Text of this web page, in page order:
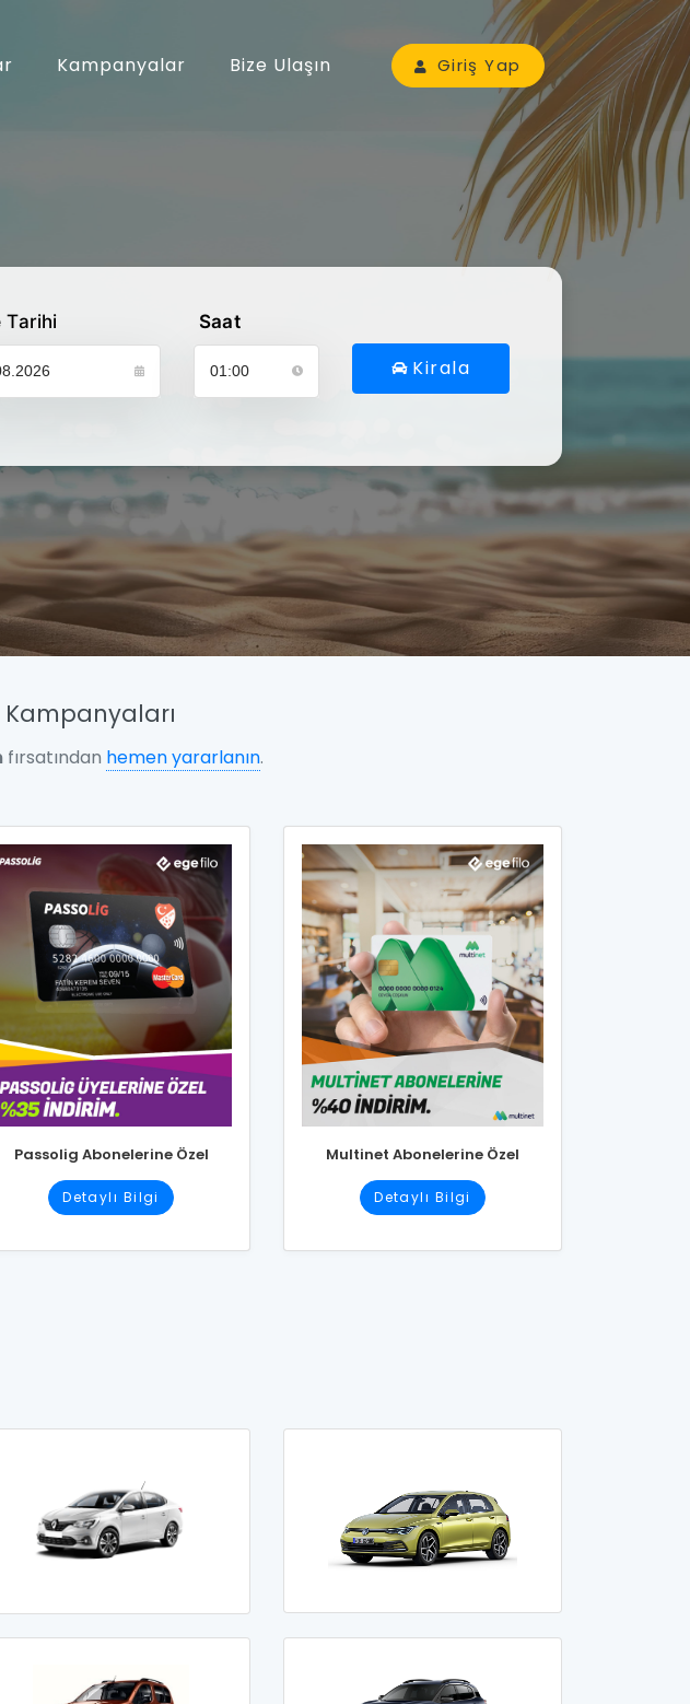
Kampanyalar Bize Ulaşın Giriş Yap
Tarihi
araç iade tarihinizi seçin
Saat
Lütfen araç alış saatinizi seçin Kirala
Kampanyaları
fırsatından hemen yararlanın.
Passolig Abonelerine Özel
Detaylı Bilgi
Multinet Abonelerine Özel
Detaylı Bilgi